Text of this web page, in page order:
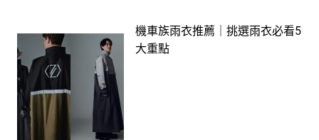
機車族雨衣推薦｜挑選雨衣必看5
大重點